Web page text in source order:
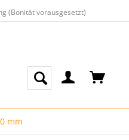
(Bonität vorausgesetzt)
mm